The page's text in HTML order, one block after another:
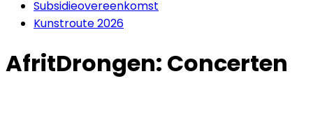
Subsidieovereenkomst
Kunstroute 2026
AfritDrongen: Concerten